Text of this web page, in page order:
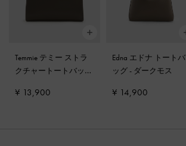
Temmie テミー ストラ
クチャートートバッグ
¥ 13,900
Edna エドナ トートバ
ッグ- ダークモス
¥ 14,900